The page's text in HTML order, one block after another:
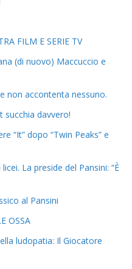
FILM E SERIE TV
(di nuovo) Maccuccio e
non accontenta nessuno.
succhia davvero!
“It” dopo “Twin Peaks” e
La preside del Pansini: “È
al Pansini
OSSA
ludopatia: Il Giocatore